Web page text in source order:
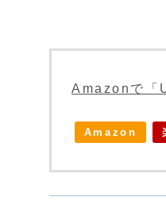
Amazonで「
Amazon